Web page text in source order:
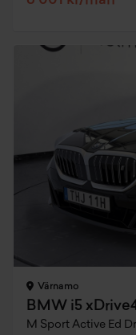
Värnamo
BMW i5
M Sport Active Ed